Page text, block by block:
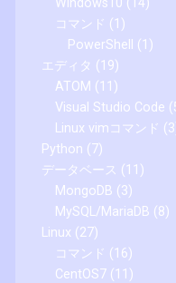
Windows10 (14)
コマンド (1)
PowerShell
(1)
エディタ (19)
ATOM (11)
Visual Studio Code
Linux vimコマンド
Python (7)
データベース (11)
MongoDB (3)
MySQL/MariaDB (8)
Linux (27)
コマンド (16)
CentOS7(11)